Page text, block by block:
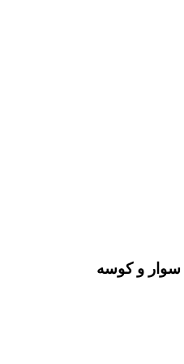
سوار و کوسه